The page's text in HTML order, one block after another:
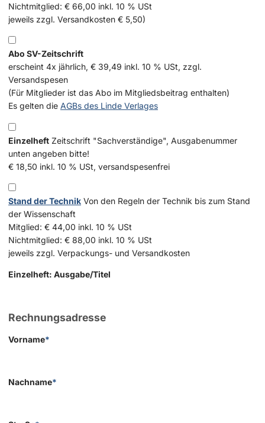
Nichtmitglied: € 66,00 inkl. 10 % USt
jeweils zzgl. Versandkosten € 5,50)
Abo SV-Zeitschrift
erscheint 4x jährlich, € 39,49 inkl. 10 % USt, zzgl.
Versandspesen
(Für Mitglieder ist das Abo im Mitgliedsbeitrag enthalten)
Es gelten die AGBs des Linde Verlages
Einzelheft Zeitschrift "Sachverständige", Ausgabenummer
unten angeben bitte!
€ 18,50 inkl. 10 % USt, versandspesenfrei
Stand der Technik Von den Regeln der Technik bis zum Stand
der Wissenschaft
Mitglied: € 44,00 inkl. 10 % USt
Nichtmitglied: € 88,00 inkl. 10 % USt
jeweils zzgl. Verpackungs- und Versandkosten
Einzelheft: Ausgabe/Titel
Rechnungsadresse
Vorname*
Nachname*